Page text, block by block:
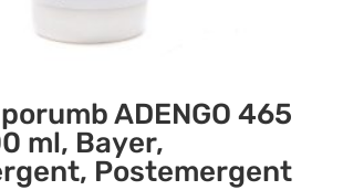
ADENGO 465
ml, Bayer,
Postemergent